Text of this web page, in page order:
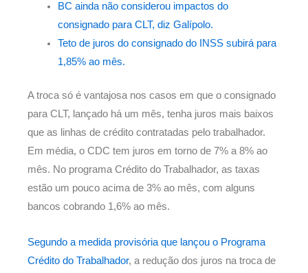
BC ainda não considerou impactos do
consignado para CLT, diz Galípolo.
Teto de juros do consignado do INSS subirá para
1,85% ao mês.
A troca só é vantajosa nos casos em que o consignado
para CLT, lançado há um mês, tenha juros mais baixos
que as linhas de crédito contratadas pelo trabalhador.
Em média, o CDC tem juros em torno de 7% a 8% ao
mês. No programa Crédito do Trabalhador, as taxas
estão um pouco acima de 3% ao mês, com alguns
bancos cobrando 1,6% ao mês.
Segundo a medida provisória que lançou o Programa
Crédito do Trabalhador, a redução dos juros na troca de